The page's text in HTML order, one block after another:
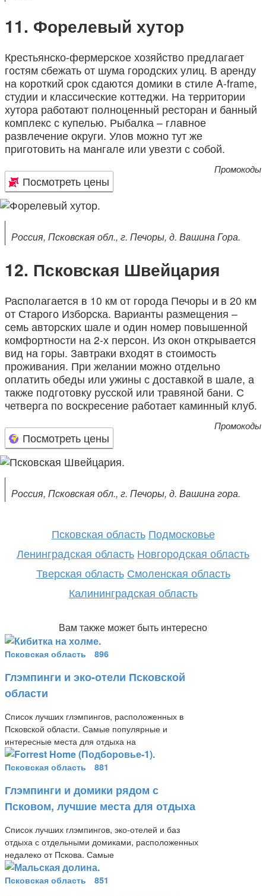
Форелевый хутор
Крестьянско-фермерское хозяйство предлагает
гостям сбежать от шума городских улиц. В аренду
на короткий срок сдаются домики в стиле A-frаme,
студии и классические коттеджи. На территории
хутора работают полноценный ресторан и банный
комплекс с купелью. Рыбалка – главное
развлечение округи. Улов можно тут же
приготовить на мангале или увезти с собой.
Посмотреть цены
Промокоды
Россия, Псковская обл., г. Печоры, д. Вашина Гора.
Псковская Швейцария
Располагается в 10 км от города Печоры и в 20 км
от Старого Изборска. Варианты размещения –
семь авторских шале и один номер повышенной
комфортности на 2-х персон. Из окон открывается
вид на горы. Завтраки входят в стоимость
проживания. При желании можно отдельно
оплатить обеды или ужины с доставкой в шале, а
также подготовку русской или травяной бани. С
четверга по воскресение работает каминный клуб.
Посмотреть цены
Промокоды
Россия, Псковская обл., г. Печоры, д. Вашина гора.
Псковская область Подмосковье
Ленинградская область Новгородская область
Тверская область Смоленская область
Калининградская область
Вам также может быть интересно
Псковская область 896
Глэмпинги и эко-отели Псковской
области
Список лучших глэмпингов, расположенных в
Псковской области. Самые популярные и
интересные места для отдыха на
Псковская область 881
Глэмпинги и домики рядом с
Псковом, лучшие места для отдыха
Список лучших глэмпингов, эко-отелей и баз
отдыха с отдельными домиками, расположенных
недалеко от Пскова. Самые
Псковская область 851